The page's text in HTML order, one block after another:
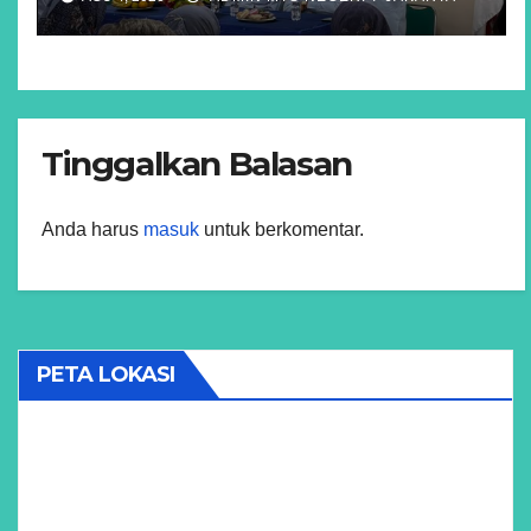
Tinggalkan Balasan
Anda harus masuk untuk berkomentar.
PETA LOKASI